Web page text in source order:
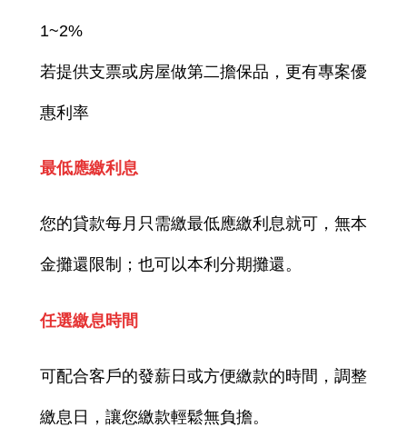
1~2%
若提供支票或房屋做第二擔保品，更有專案優
惠利率
最低應繳利息
您的貸款每月只需繳最低應繳利息就可，無本
金攤還限制；也可以本利分期攤還。
任選繳息時間
可配合客戶的發薪日或方便繳款的時間，調整
繳息日，讓您繳款輕鬆無負擔。